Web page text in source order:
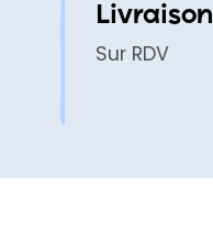
Livraison
Sur RDV